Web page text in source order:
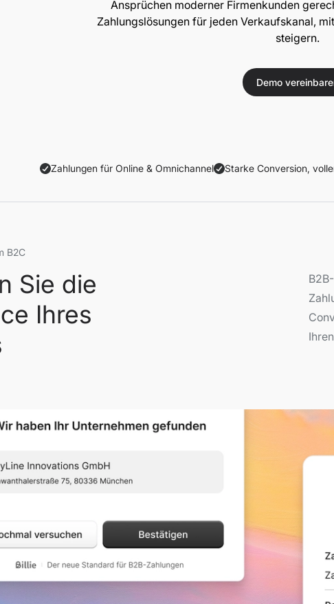
Ansprüchen moderner Firmenkunden
Zahlungslösungen für jeden Verkaufskanal,
steigern.
Demo
Zahlungen für Online & Omnichannel Starke Conversion,
B2C
Sie die
Ihres